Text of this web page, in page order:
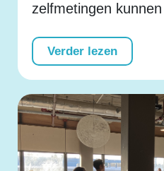
zelfmetingen
Verder lezen